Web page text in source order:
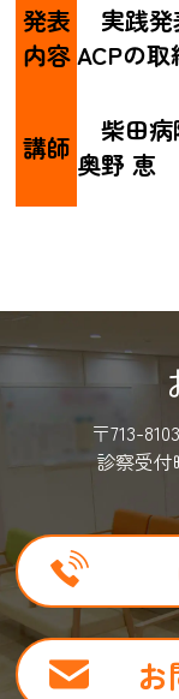
発表
内容
実践発
ACPの
講師
柴田
奥野 恵
〒713-
診察受付